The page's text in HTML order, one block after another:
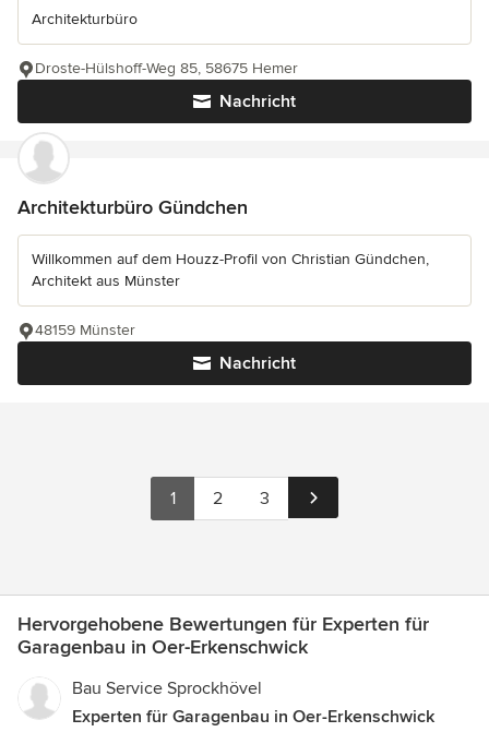
Architekturbüro
Nachricht
Droste-Hülshoff-Weg 85, 58675 Hemer
Architekturbüro Gündchen
Willkommen auf dem Houzz-Profil von Christian Gündchen,
Architekt aus Münster
Nachricht
48159 Münster
1 2 3
Hervorgehobene Bewertungen für Experten für
Garagenbau in Oer-Erkenschwick
Bau Service Sprockhövel
Experten für Garagenbau in Oer-Erkenschwick